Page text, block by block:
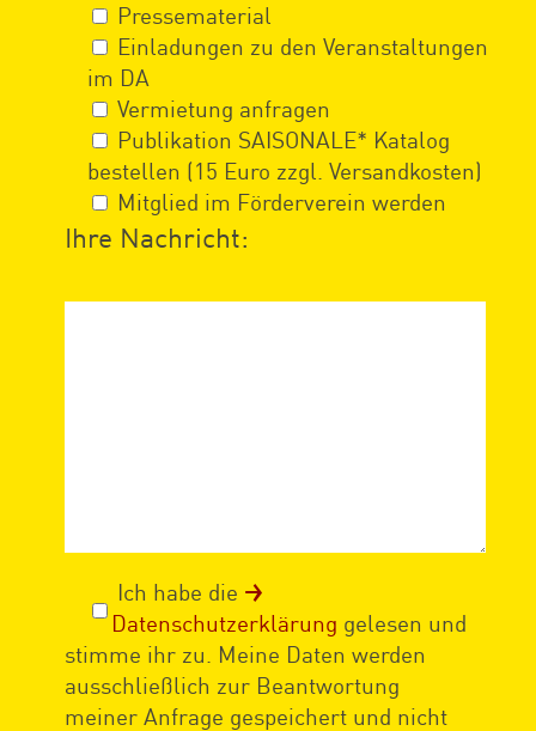
Pressematerial
Einladungen zu den Veranstaltungen
im DA
Vermietung anfragen
Publikation SAISONALE* Katalog
bestellen (15 Euro zzgl. Versandkosten)
Mitglied im Förderverein werden
Ihre Nachricht:
Ich habe die
Datenschutzerklärung gelesen und
stimme ihr zu. Meine Daten werden
ausschließlich zur Beantwortung
meiner Anfrage gespeichert und nicht